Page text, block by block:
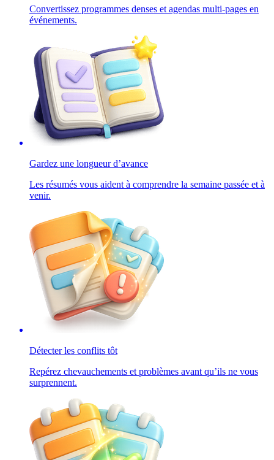
Convertissez programmes denses et agendas multi-pages en
événements.
Gardez une longueur d’avance
Les résumés vous aident à comprendre la semaine passée et à
venir.
Détecter les conflits tôt
Repérez chevauchements et problèmes avant qu’ils ne vous
surprennent.